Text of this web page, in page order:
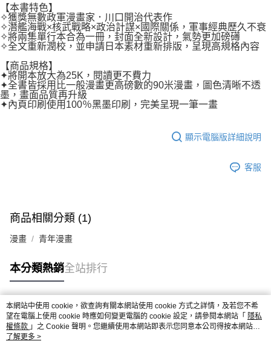
【本書特色】
✧獲獎無數政軍漫畫家．川口開治代表作
✧潛艦海戰×核武戰略×政治計謀×國際關係，軍事經典歷久不衰
✧將兩集單行本合為一冊，封面全新設計，氣勢更加磅礡
✧全文重新潤校，並申請日本素材重新排版，呈現高規格內容
【商品規格】
✦將開本放大為25K，閱讀更不費力
✦全書皆採用比一般漫畫更高磅數的90米漫畫，圖色清晰不透
墨，畫面品質再升級
✦內頁印刷使用100％黑墨印刷，完美呈現一筆一畫
顯示電腦版詳細說明
客服
商品相關分類 (1)
漫畫 青年漫畫
本分類熱銷全站排行
熱門標籤
本網站中使用 cookie，欲查詢有關本網站使用 cookie 方式之詳情，及若您不希
望在電腦上使用 cookie 時應如何變更電腦的 cookie 設定，請參閱本網站「 隱私
權條款 」之 Cookie 聲明。您繼續使用本網站即表示您同意本公司得按本網站使
用條款之 Cookie 聲明使用 cookie。
了解更多 >